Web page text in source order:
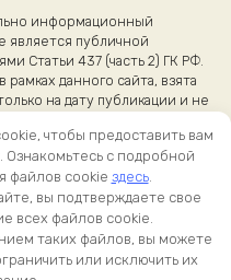
информационный
является публичной
Статьи 437 (часть 2) ГК РФ.
данного сайта, взята
на дату публикации и не
приборов вы можете
и руководств
чтобы предоставить вам
с подробной
файлов cookie здесь.
вы подтверждаете свое
всех файлов cookie.
таких файлов, вы можете
или исключить их